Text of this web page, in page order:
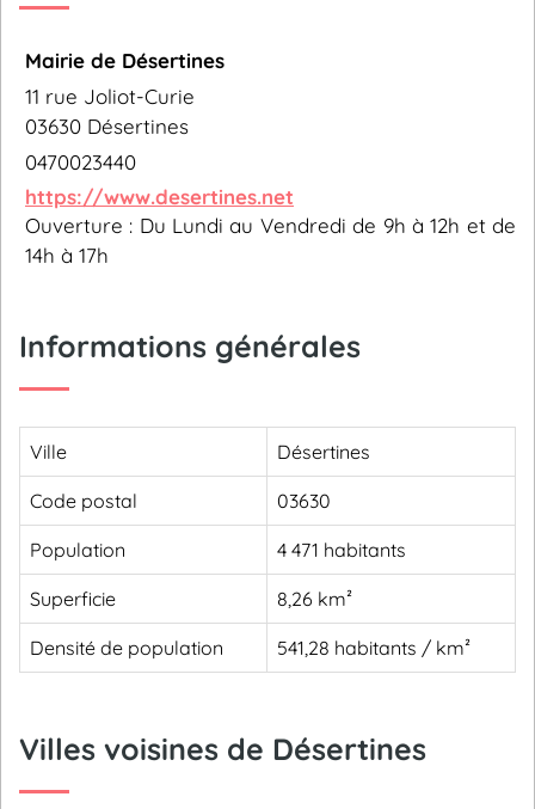
Mairie de Désertines
11 rue Joliot-Curie
03630 Désertines
0470023440
https://www.desertines.net
Ouverture : Du Lundi au Vendredi de 9h à 12h et de
14h à 17h
Informations générales
Ville Désertines
Code postal 03630
Population 4 471 habitants
Superficie 8,26 km²
Densité de population 541,28 habitants / km²
Villes voisines de Désertines